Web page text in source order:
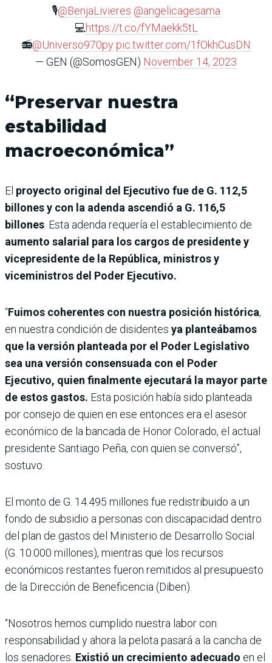
🎙️@BenjaLivieres @angelicagesama
💻 https://t.co/fYMaekk5tL
📻@Universo970py pic.twitter.com/1fOkhCusDN
— GEN (@SomosGEN) November 14, 2023
“Preservar nuestra
estabilidad
macroeconómica”
El proyecto original del Ejecutivo fue de G. 112,5
billones y con la adenda ascendió a G. 116,5
billones . Esta adenda requería el establecimiento de
aumento salarial para los cargos de presidente y
vicepresidente de la República, ministros y
viceministros del Poder Ejecutivo.
“Fuimos coherentes con nuestra posición histórica,
en nuestra condición de disidentes ya planteábamos
que la versión planteada por el Poder Legislativo
sea una versión consensuada con el Poder
Ejecutivo, quien finalmente ejecutará la mayor parte
de estos gastos. Esta posición había sido planteada
por consejo de quien en ese entonces era el asesor
económico de la bancada de Honor Colorado, el actual
presidente Santiago Peña, con quien se conversó”,
sostuvo.
El monto de G. 14.495 millones fue redistribuido a un
fondo de subsidio a personas con discapacidad dentro
del plan de gastos del Ministerio de Desarrollo Social
(G. 10.000 millones), mientras que los recursos
económicos restantes fueron remitidos al presupuesto
de la Dirección de Beneficencia (Diben).
“Nosotros hemos cumplido nuestra labor con
responsabilidad y ahora la pelota pasará a la cancha de
los senadores. Existió un crecimiento adecuado en el